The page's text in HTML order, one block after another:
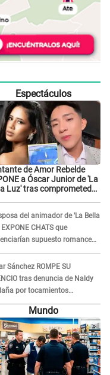
Espectáculos
de Amor Rebelde
a Óscar Junior de 'La
Luz' tras comprometedor
hizo sentir incómoda"
del animador de 'La Bella
EXPONE CHATS que
supuesto romance
con Naldy Saldaña,
a tener pareja
Sánchez ROMPE SU
tras denuncia de Naldy
por tocamientos
"Pido respetar la
de inocencia"
Mundo